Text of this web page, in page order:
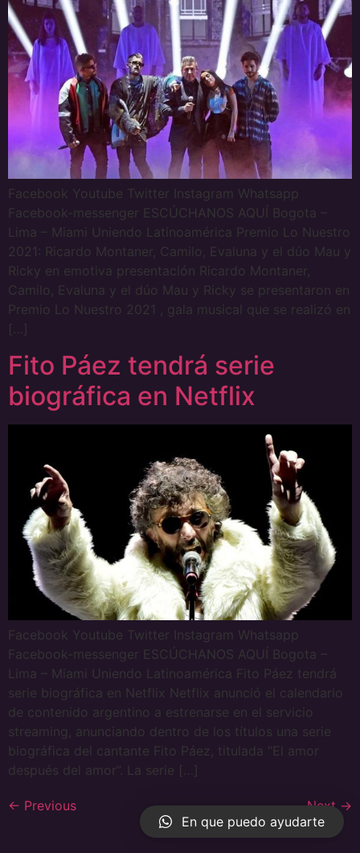
Facebook Youtube Twitter Instagram Whatsapp
Facebook-messenger ESCÚCHANOS AQUÍ Bogota –
Lima – Miami Uniendo Latinoamérica Premio Lo Nuestro
2021: Ricardo Montaner, Camilo, Evaluna y el dúo Mau y
Ricky en emotiva presentación Ricardo Montaner,
Camilo, Evaluna y el dúo Mau y Ricky se presentaron en
Premio Lo Nuestro 2021 , gala musical que se realizó en
[…]
Fito Páez tendrá serie
biográfica en Netflix
Facebook Youtube Twitter Instagram Whatsapp
Facebook-messenger ESCÚCHANOS AQUÍ Bogota –
Lima – Miami Uniendo Latinoamérica Fito Páez tendrá
serie biográfica en Netflix Netflix anunció el calendario
de contenido argentino a estrenarse en el servicio
streaming, anunciando dentro de los títulos una serie
biográfica del cantante Fito Páez, titulada “El amor
después del amor”. La serie […]
← Previous Next →
En que puedo ayudarte